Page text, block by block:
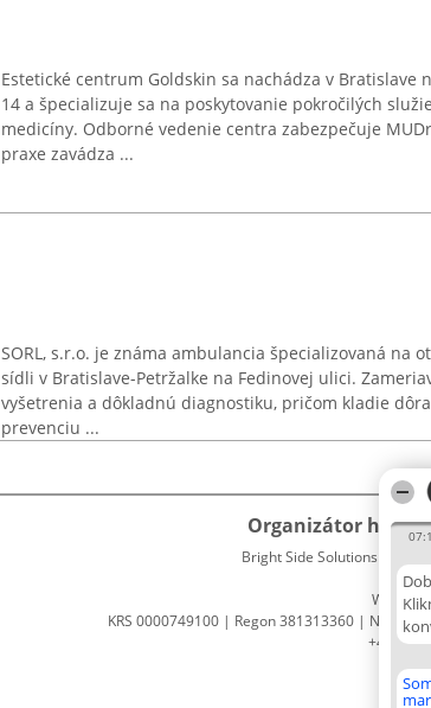
Estetické centrum Goldskin sa nachádza v Bratislave
14 a špecializuje sa na poskytovanie pokročilých
medicíny. Odborné vedenie centra zabezpečuje
praxe zavádza ...
SORL, s.r.o. je známa ambulancia špecializovaná na
sídli v Bratislave-Petržalke na Fedinovej ulici.
vyšetrenia a dôkladnú diagnostiku, pričom kladie
prevenciu ...
Organizátor
Bright Side Solutions sp. z o.
ul.
KRS 0000749100 | Regon 381313360 | NIP
+48 508